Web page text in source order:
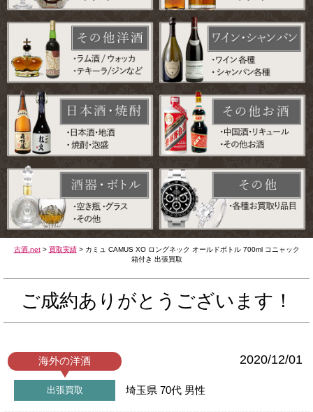
古酒.net> 買取実績> カミュ CAMUS XO ロングネック オールドボトル 700ml コニャック
箱付き 出張買取
ご成約ありがとうございます！
海外の洋酒 2020/12/01
出張買取 埼玉県 70代 男性